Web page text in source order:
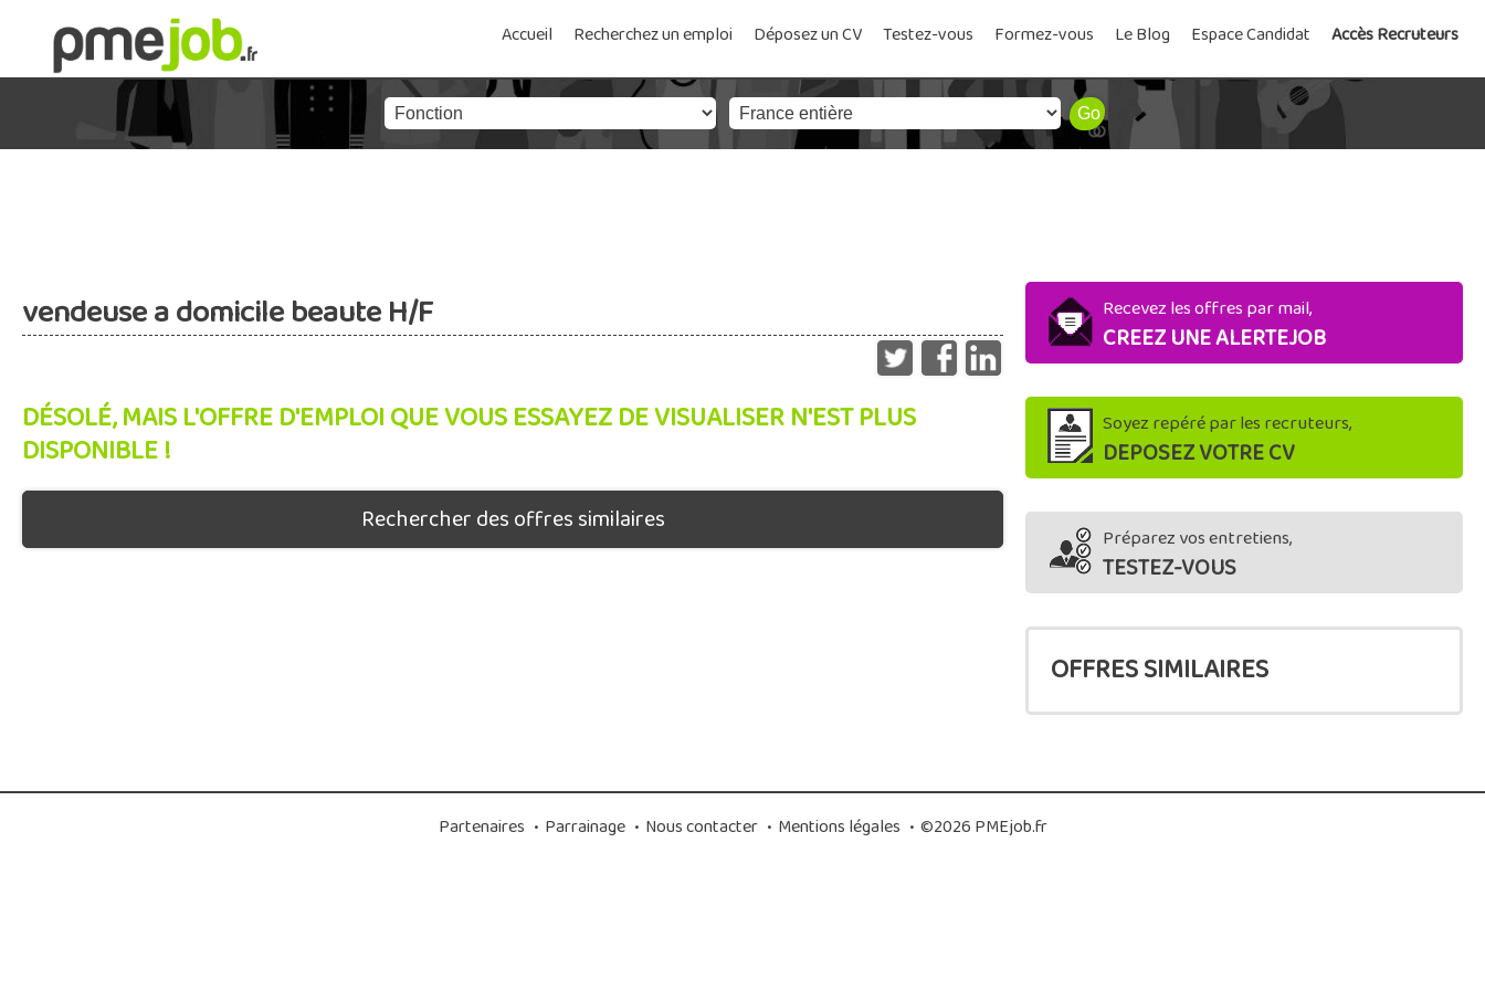
Accueil Recherchez un emploi Déposez un CV Testez-vous Formez-vous Le Blog Espace Candidat Accès Recruteurs
vendeuse a domicile beaute H/F
DÉSOLÉ, MAIS L'OFFRE D'EMPLOI QUE VOUS ESSAYEZ DE VISUALISER N'EST PLUS
DISPONIBLE !
Rechercher des offres similaires
Recevez les offres par mail,
CREEZ UNE ALERTEJOB
Soyez repéré par les recruteurs,
DEPOSEZ VOTRE CV
Préparez vos entretiens,
TESTEZ-VOUS
OFFRES SIMILAIRES
Partenaires • Parrainage • Nous contacter • Mentions légales • ©2026 PMEjob.fr